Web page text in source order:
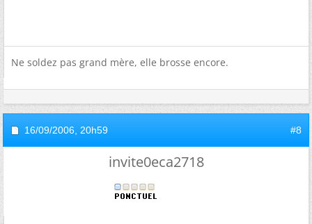
Ne soldez pas grand mère, elle brosse encore.
16/09/2006, 20h59 #8
invite0eca2718